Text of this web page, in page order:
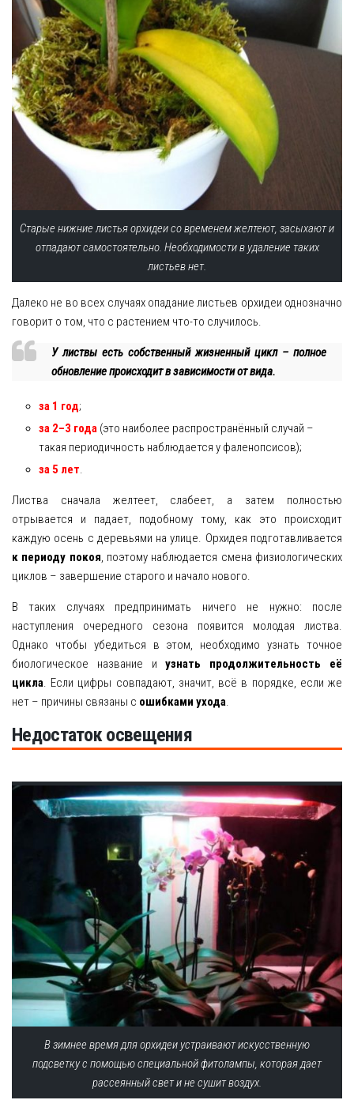
Старые нижние листья орхидеи со временем желтеют, засыхают и
отпадают самостоятельно. Необходимости в удаление таких
листьев нет.
Далеко не во всех случаях опадание листьев орхидеи однозначно
говорит о том, что с растением что-то случилось.
У листвы есть собственный жизненный цикл – полное
обновление происходит в зависимости от вида.
за 1 год;
за 2–3 года(это наиболее распространённый случай –
такая периодичность наблюдается у фаленопсисов);
за 5 лет
Листва сначала желтеет, слабеет, а затем полностью
отрывается и падает, подобному тому, как это происходит
каждую осень с деревьями на улице. Орхидея подготавливается
к периоду покоя , поэтому наблюдается смена физиологических
циклов – завершение старого и начало нового.
В таких случаях предпринимать ничего не нужно: после
наступления очередного сезона появится молодая листва.
Однако чтобы убедиться в этом, необходимо узнать точное
биологическое название иузнать продолжительность её
цикла . Если цифры совпадают, значит, всё в порядке, если же
нет – причины связаны с ошибками ухода
Недостаток освещения
В зимнее время для орхидеи устраивают искусственную
подсветку с помощью специальной фитолампы, которая дает
рассеянный свет и не сушит воздух.